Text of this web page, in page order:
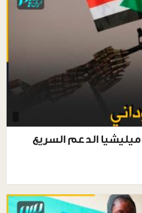
الدعم السريع